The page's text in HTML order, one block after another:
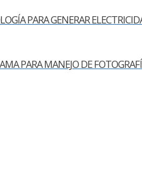
PARA GENERAR
PARA MANEJO DE